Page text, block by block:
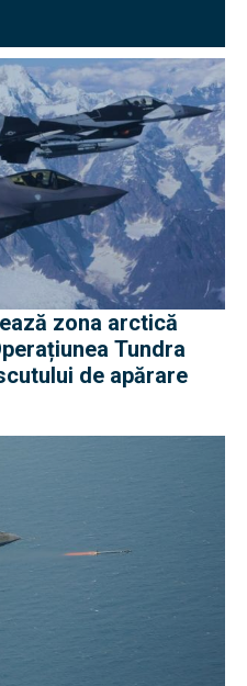
zona arctică
Tundra
de apărare